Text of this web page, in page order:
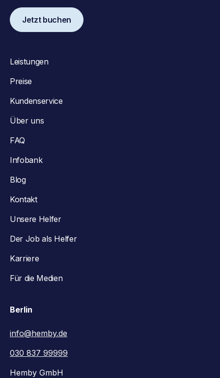
Jetzt buchen
Leistungen
Preise
Kundenservice
Über uns
FAQ
Infobank
Blog
Kontakt
Unsere Helfer
Der Job als Helfer
Karriere
Für die Medien
Berlin
info@hemby.de
030 837 99999
Hemby GmbH